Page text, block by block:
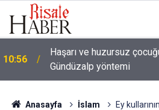
10:00 Niye 'dilimin ucunda'
Anasayfa İslam
Ey